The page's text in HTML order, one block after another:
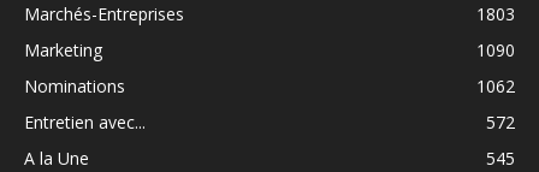
Marchés-Entreprises
1803
Marketing
1090
Nominations
1062
Entretien avec...
572
A la Une
545